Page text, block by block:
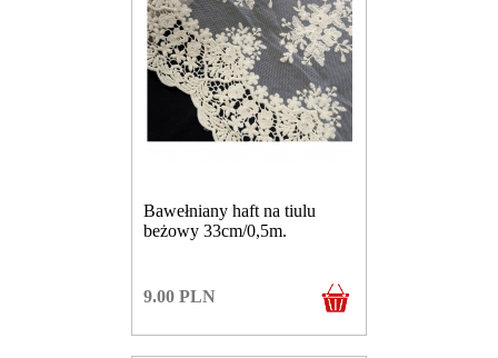
Bawełniany haft na tiulu
beżowy 33cm/0,5m.
9.00 PLN